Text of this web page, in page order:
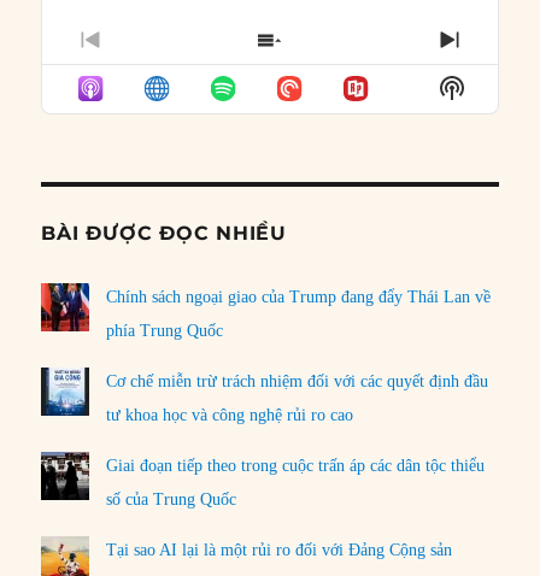
PREVIOUS
EPISODE
SHOW
EPISODES
LIST
NEXT
Show
Podcast
BÀI ĐƯỢC ĐỌC NHIỀU
Chính sách ngoại giao của Trump đang đẩy Thái Lan về
phía Trung Quốc
Cơ chế miễn trừ trách nhiệm đối với các quyết định đầu
tư khoa học và công nghệ rủi ro cao
Giai đoạn tiếp theo trong cuộc trấn áp các dân tộc thiểu
số của Trung Quốc
Tại sao AI lại là một rủi ro đối với Đảng Cộng sản